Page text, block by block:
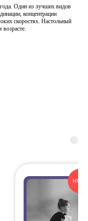
года. Один из лучших видов
концентрации
скоростях. Настольный